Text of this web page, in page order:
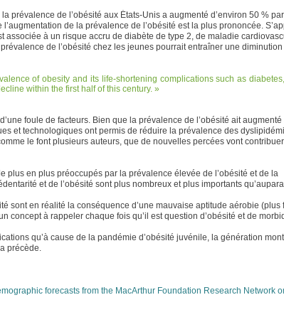
prévalence de l’obésité aux États-Unis a augmenté d’environ 50 % par
de la prévalence de l’obésité est la plus prononcée.
associée à un risque accru de diabète de type 2, de maladie
de l’obésité chez les jeunes pourrait entraîner une diminution
of obesity and its life-shortening complications such as diabetes,
within the first half of this century.
foule de facteurs. Bien que la prévalence de l’obésité ait
et technologiques ont permis de réduire la prévalence des
le font plusieurs auteurs, que de nouvelles percées vont
plus en plus préoccupés par la prévalence élevée de l’obésité et de la
et de l’obésité sont plus nombreux et plus importants
sont en réalité la conséquence d’une mauvaise aptitude aérobie (plus
concept à rappeler chaque fois qu’il est question d’obésité et de
qu’à cause de la pandémie d’obésité juvénile, la génération
précède.
forecasts from the MacArthur Foundation Research Network